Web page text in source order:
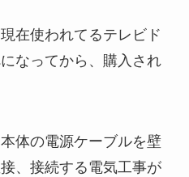
在使われてるテレビド
なってから、購入され
体の電源ケーブルを壁
、接続する電気工事が